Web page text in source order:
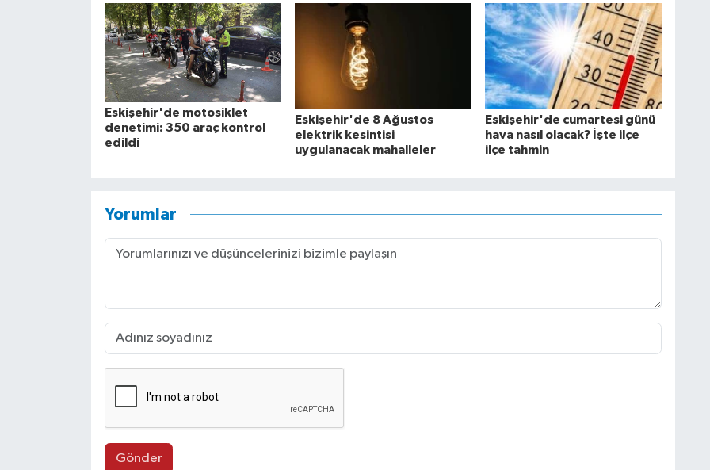
Eskişehir'de motosiklet
denetimi: 350 araç kontrol
edildi
Eskişehir'de 8 Ağustos
elektrik kesintisi
uygulanacak mahalleler
Eskişehir'de cumartesi günü
hava nasıl olacak? İşte ilçe
ilçe tahmin
Yorumlar
Gönder